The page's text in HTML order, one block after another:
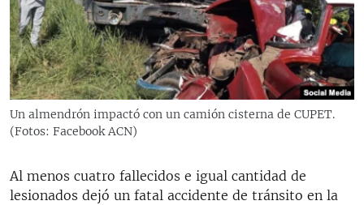
RADIO MARTÍ
ESPECIALES
ESPECIALES
LA REALIDAD DE LA VIVIENDA EN CUBA
SER VIEJO EN CUBA
LOS SANTOS DE HIALEAH
MULTIMEDIA
EDITORIALES
Un almendrón impactó con un camión cisterna de CUPET.
(Fotos: Facebook ACN)
Al menos cuatro fallecidos e igual cantidad de
lesionados dejó un fatal accidente de tránsito en la